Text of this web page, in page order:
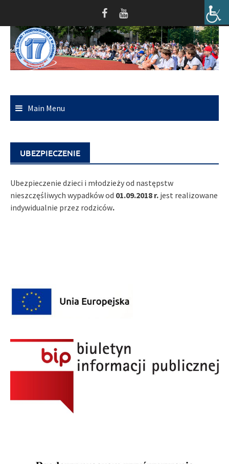
content
Main Menu
UBEZPIECZENIE
Ubezpieczenie dzieci i młodzieży od następstw
nieszczęśliwych wypadków od 01.09.2018 r. jest realizowane
indywidualnie przez rodziców.